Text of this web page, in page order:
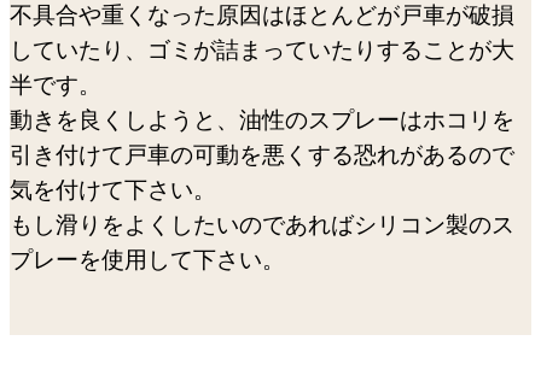
不具合や重くなった原因はほとんどが戸車が破損
していたり、ゴミが詰まっていたりすることが大
半です。
動きを良くしようと、油性のスプレーはホコリを
引き付けて戸車の可動を悪くする恐れがあるので
気を付けて下さい。
もし滑りをよくしたいのであればシリコン製のス
プレーを使用して下さい。